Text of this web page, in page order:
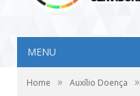
MENU
Home » Auxílio Doença »